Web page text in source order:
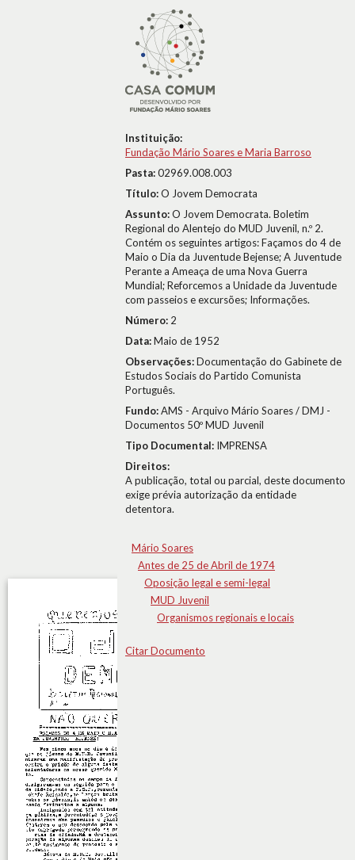
Instituição:
Fundação Mário Soares e Maria Barroso
Pasta:02969.008.003
Título:O Jovem Democrata
Assunto:O Jovem Democrata. Boletim
Regional do Alentejo do MUD Juvenil, n.º 2.
Contém os seguintes artigos: Façamos do 4 de
Maio o Dia da Juventude Bejense; A Juventude
Perante a Ameaça de uma Nova Guerra
Mundial; Reforcemos a Unidade da Juventude
com passeios e excursões; Informações.
Número: 2
Data:Maio de 1952
Observações:Documentação do Gabinete de
Estudos Sociais do Partido Comunista
Português.
Fundo:AMS - Arquivo Mário Soares / DMJ -
Documentos 50º MUD Juvenil
Tipo Documental: IMPRENSA
Direitos:
A publicação, total ou parcial, deste documento
exige prévia autorização da entidade
detentora.
Mário Soares
Antes de 25 de Abril de 1974
Oposição legal e semi-legal
MUD Juvenil
Organismos regionais e locais
Citar Documento